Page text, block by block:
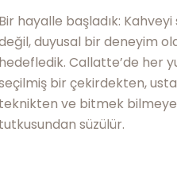
Bir hayalle başladık:
duyusal bir deneyim
hedefledik. Callatte’de her
bir çekirdekten,
teknikten ve bitmek
tutkusundan süzülür.